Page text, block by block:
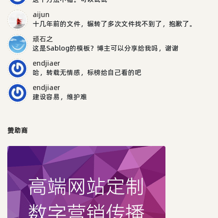
aijun
十几年前的文件，辗转了多次文件找不到了，抱歉了。
顽石之
这是Sablog的模板？博主可以分享给我吗，谢谢
endjiaer
哈，转载无情感，标榜给自己看的吧
endjiaer
建设容易，维护难
赞助商